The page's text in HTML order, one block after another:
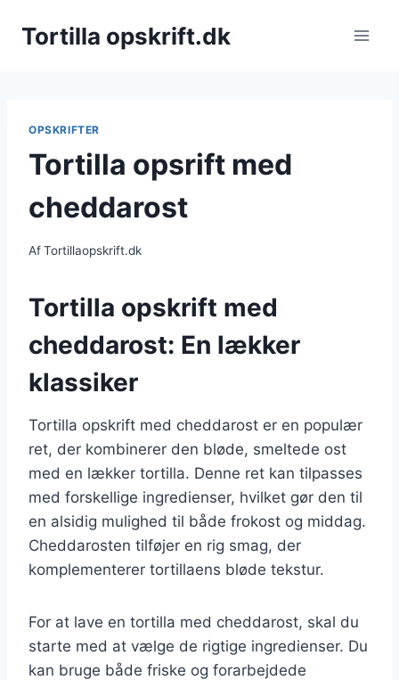
Tortilla opskrift.dk
OPSKRIFTER
Tortilla opsrift med
cheddarost
AfTortillaopskrift.dk
Tortilla opskrift med
cheddarost: En lækker
klassiker
Tortilla opskrift med cheddarost er en populær
ret, der kombinerer den bløde, smeltede ost
med en lækker tortilla. Denne ret kan tilpasses
med forskellige ingredienser, hvilket gør den til
en alsidig mulighed til både frokost og middag.
Cheddarosten tilføjer en rig smag, der
komplementerer tortillaens bløde tekstur.
For at lave en tortilla med cheddarost, skal du
starte med at vælge de rigtige ingredienser. Du
kan bruge både friske og forarbejdede